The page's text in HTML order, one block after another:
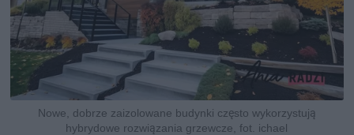
Nowe, dobrze zaizolowane budynki często wykorzystują
hybrydowe rozwiązania grzewcze, fot. ichael